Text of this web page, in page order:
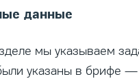
данные
мы указываем
указаны в брифе